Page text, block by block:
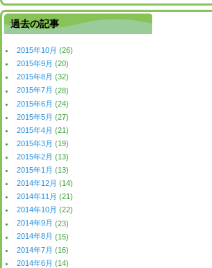
過去の記事
2015年10月 (26)
2015年9月 (20)
2015年8月 (32)
2015年7月 (28)
2015年6月 (24)
2015年5月 (27)
2015年4月 (21)
2015年3月 (19)
2015年2月 (13)
2015年1月 (13)
2014年12月 (14)
2014年11月 (21)
2014年10月 (22)
2014年9月 (23)
2014年8月 (15)
2014年7月 (16)
2014年6月 (14)